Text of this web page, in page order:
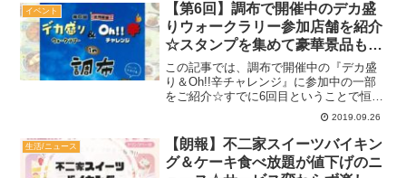
イベント
【第6回】調布で開催中のデカ盛
りウォークラリー参加店舗を紹介
☆スタンプを集めて豪華景品も狙
えるぞ♪【2019】
この記事では、調布で開催中の『デカ盛
り＆Oh!!辛チャレンジ』に参加中の一部
をご紹介☆すでに6回目ということで恒例
になってきましたね～今回は盛り上がり
を見せるラグビーをテーマとしたメニュ
ーが多々登場。期間もまだまだあるの
で、気になる方はぜひ...
2019.09.26
生活/ニュース
【朗報】不二家スイーツバイキン
グ＆ケーキ食べ放題が値下げのニ